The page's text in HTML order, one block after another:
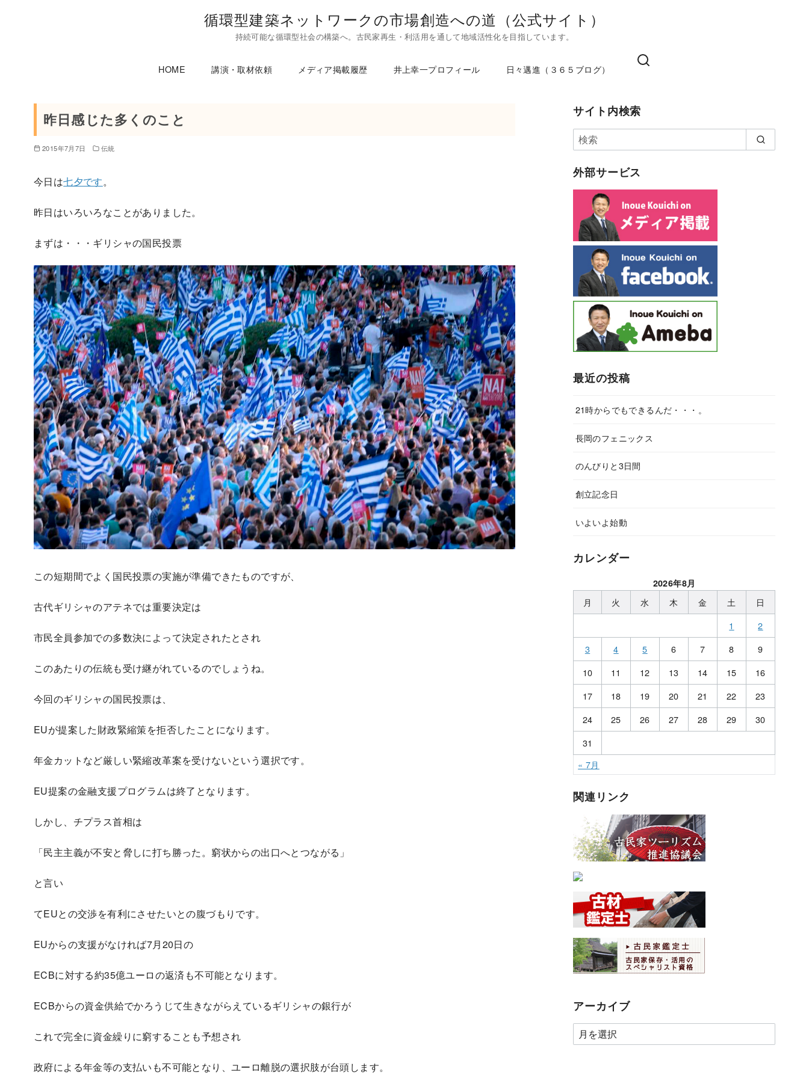
循環型建築ネットワークの市場創造への道（公式サイト）
持続可能な循環型社会の構築へ。古民家再生・利活用を通して地域活性化を目指しています。
HOME 講演・取材依頼 メディア掲載履歴 井上幸一プロフィール 日々邁進（３６５ブログ）
昨日感じた多くのこと
2015年7月7日 伝統
今日は七夕です。
昨日はいろいろなことがありました。
まずは・・・ギリシャの国民投票
この短期間でよく国民投票の実施が準備できたものですが、
古代ギリシャのアテネでは重要決定は
市民全員参加での多数決によって決定されたとされ
このあたりの伝統も受け継がれているのでしょうね。
今回のギリシャの国民投票は、
EUが提案した財政緊縮策を拒否したことになります。
年金カットなど厳しい緊縮改革案を受けないという選択です。
EU提案の金融支援プログラムは終了となります。
しかし、チプラス首相は
「民主主義が不安と脅しに打ち勝った。窮状からの出口へとつながる」
と言い
てEUとの交渉を有利にさせたいとの腹づもりです。
EUからの支援がなければ7月20日の
ECBに対する約35億ユーロの返済も不可能となります。
ECBからの資金供給でかろうじて生きながらえているギリシャの銀行が
これで完全に資金繰りに窮することも予想され
政府による年金等の支払いも不可能となり、ユーロ離脱の選択肢が台頭します。
サイト内検索
外部サービス
最近の投稿
21時からでもできるんだ・・・。
長岡のフェニックス
のんびりと3日間
創立記念日
いよいよ始動
カレンダー
2026年8月
月 火 水 木 金 土
日
1
2
3
4 5 6 7 8
9
10
11 12 13 14 15
16
17
18 19 20 21 22
23
24
25 26 27 28 29
30
31
« 7月
関連リンク
アーカイブ
ア
ー